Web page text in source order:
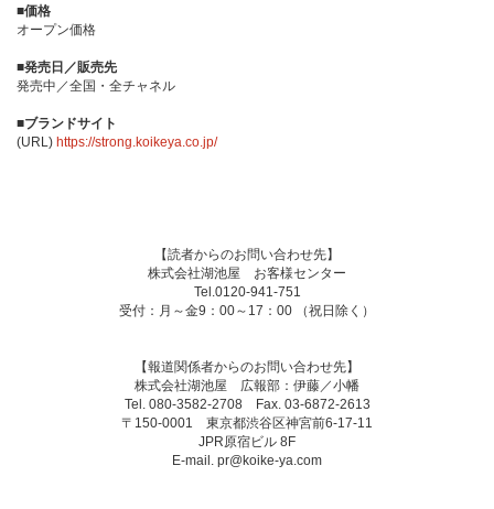
■価格
オープン価格
■発売日／販売先
発売中／全国・全チャネル
■ブランドサイト
(URL) https://strong.koikeya.co.jp/
【読者からのお問い合わせ先】
株式会社湖池屋 お客様センター
Tel.0120-941-751
受付：月～金9：00～17：00 （祝日除く）
【報道関係者からのお問い合わせ先】
株式会社湖池屋 広報部：伊藤／小幡
Tel. 080-3582-2708 Fax. 03-6872-2613
〒150-0001 東京都渋谷区神宮前6-17-11
JPR原宿ビル 8F
E-mail. pr@koike-ya.com